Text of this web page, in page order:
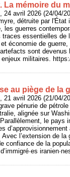
La mémoire du
24 avril 2026 (24/04/
détruite par
les guerres
essentielles de
économie de
sont
militaires.
au piège de la
21 avril 2026 (21/04/
pénurie de
alignée sur
le pays
Avec l’extension de
confiance de la